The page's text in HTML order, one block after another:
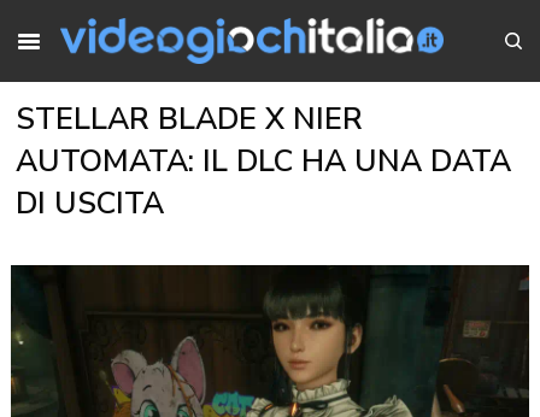
STELLAR BLADE X NIER
AUTOMATA: IL DLC HA UNA DATA
DI USCITA